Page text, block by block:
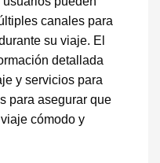
canales para
su viaje. El
detallada
y servicios para
para asegurar que
cómodo y